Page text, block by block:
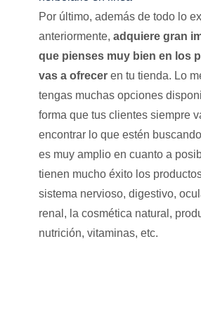
Por último, además de todo lo
anteriormente, adquiere gran
que pienses muy bien en los
vas a ofreceren tu tienda. Lo
tengas muchas opciones
forma que tus clientes siempre
encontrar lo que estén
es muy amplio en cuanto a
tienen mucho éxito los
sistema nervioso, digestivo,
renal, la cosmética natural,
nutrición, vitaminas, etc.